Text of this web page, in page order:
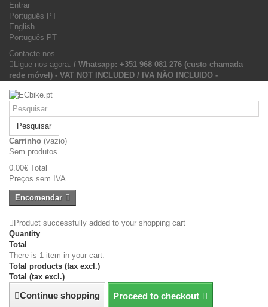
Entrar
Português PT
English
Português PT
Contacte-nos
Ligue-nos agora: / Whatsapp: +351 968 081 276 (custo chamada
rede móvel) - VAT NOT INCLUDED / IVA NÃO INCLUIDO -
Pesquisar
Carrinho (vazio)
Sem produtos
0.00€ Total
Preços sem IVA
Encomendar
Product successfully added to your shopping cart
Quantity
Total
There is 1 item in your cart.
Total products (tax excl.)
Total (tax excl.)
Continue shopping Proceed to checkout